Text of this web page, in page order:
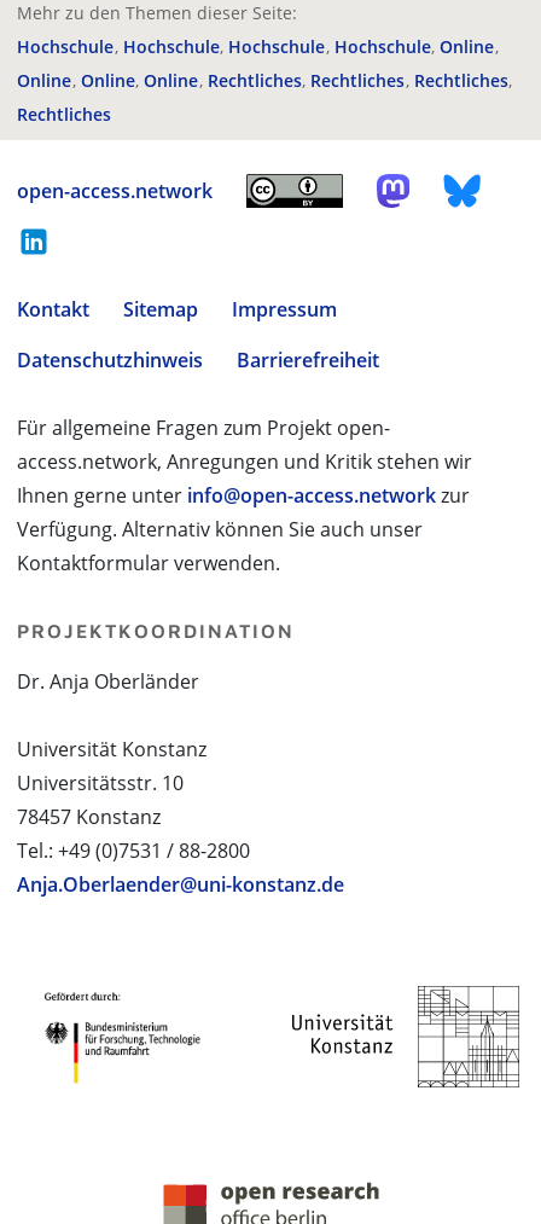
Mehr zu den Themen dieser Seite:
Hochschule Hochschule Hochschule Hochschule Online
Online Online Online Rechtliches Rechtliches Rechtliches
Rechtliches
open-access.network
Kontakt Sitemap
Impressum
Datenschutzhinweis
Barrierefreiheit
Für allgemeine Fragen zum Projekt open-
access.network, Anregungen und Kritik stehen wir
Ihnen gerne unter info@open-access.networkzur
Verfügung. Alternativ können Sie auch unser
Kontaktformular verwenden.
PROJEKTKOORDINATION
Dr. Anja Oberländer
Universität Konstanz
Universitätsstr. 10
78457 Konstanz
Tel.: +49 (0)7531 / 88-2800
Anja.Oberlaender@uni-konstanz.de